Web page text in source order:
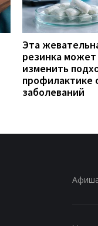
Эта
резинка может
изменить
профилактике
заболеваний